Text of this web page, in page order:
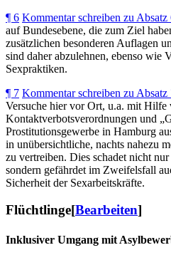
¶ 6 Kommentar schreiben zu Absatz
auf Bundesebene, die zum Ziel
zusätzlichen besonderen Auflagen
sind daher abzulehnen, ebenso wie
Sexpraktiken.
¶ 7 Kommentar schreiben zu Absatz
Versuche hier vor Ort, u.a. mit Hilfe
Kontaktverbotsverordnungen und
Prostitutionsgewerbe in Hamburg
in unübersichtliche, nachts nahezu
zu vertreiben. Dies schadet nicht
sondern gefährdet im Zweifelsfall
Sicherheit der Sexarbeitskräfte.
Flüchtlinge[Bearbeiten]
Inklusiver Umgang mit